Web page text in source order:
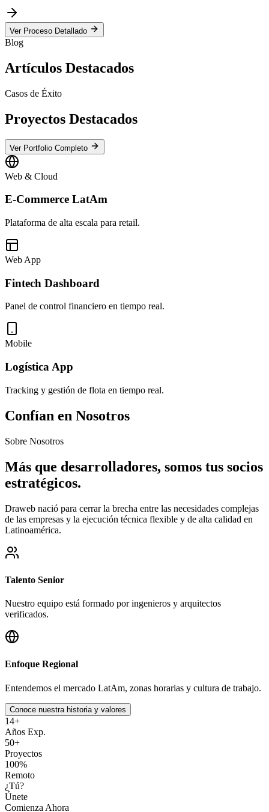
Ver Proceso Detallado
Blog
Artículos Destacados
Casos de Éxito
Proyectos Destacados
Ver Portfolio Completo
Web & Cloud
E-Commerce LatAm
Plataforma de alta escala para retail.
Web App
Fintech Dashboard
Panel de control financiero en tiempo real.
Mobile
Logística App
Tracking y gestión de flota en tiempo real.
Confían en Nosotros
Sobre Nosotros
Más que desarrolladores, somos tus socios
estratégicos.
Draweb nació para cerrar la brecha entre las necesidades complejas
de las empresas y la ejecución técnica flexible y de alta calidad en
Latinoamérica.
Talento Senior
Nuestro equipo está formado por ingenieros y arquitectos
verificados.
Enfoque Regional
Entendemos el mercado LatAm, zonas horarias y cultura de trabajo.
Conoce nuestra historia y valores
14+
Años Exp.
50+
Proyectos
100%
Remoto
¿Tú?
Únete
Comienza Ahora